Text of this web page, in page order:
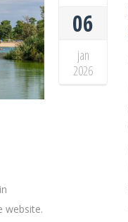
website.
06
jan
2026